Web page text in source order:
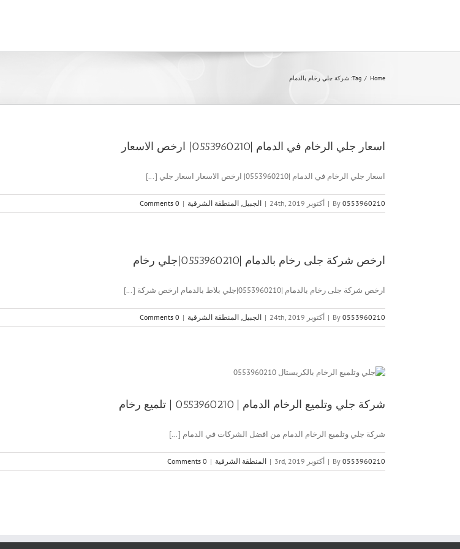
Home
/
Tag: شركة جلي رخام بالدمام
اسعار جلي الرخام في الدمام |0553960210| ارخص الاسعار
اسعار جلي الرخام في الدمام |0553960210| ارخص الاسعار اسعار جلي [...]
By 0553960210
| أكتوبر 24th, 2019 | الجبيل, المنطقة الشرقية |
0 Comments
ارخص شركة جلى رخام بالدمام |0553960210|جلي رخام
ارخص شركة جلى رخام بالدمام |0553960210|جلي بلاط بالدمام ارخص شركة [...]
By 0553960210
| أكتوبر 24th, 2019 | الجبيل, المنطقة الشرقية |
0 Comments
شركة جلي وتلميع الرخام الدمام | 0553960210 | تلميع رخام
شركة جلي وتلميع الرخام الدمام من افضل الشركات في الدمام [...]
By 0553960210
| أكتوبر 3rd, 2019 | المنطقة الشرقية |
0 Comments